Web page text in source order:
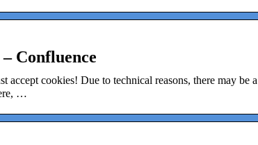
Confluence
cookies! Due to technical reasons, there may be
…